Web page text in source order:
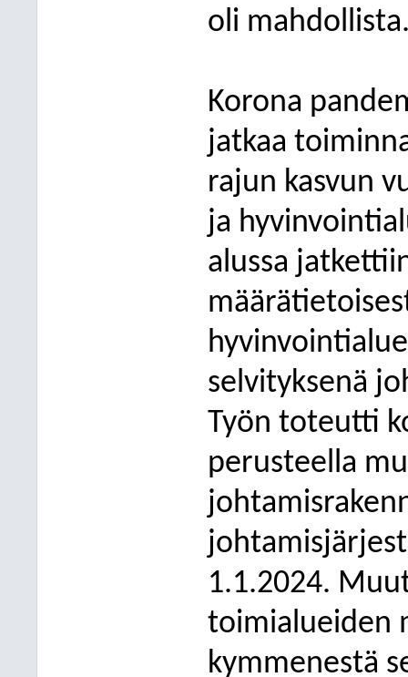
oli
Korona
jatkaa
rajun kasvun
ja
alussa
selvityksenä
Työn toteutti
perusteella
1.1.2024.
toimialueiden
kymmenestä